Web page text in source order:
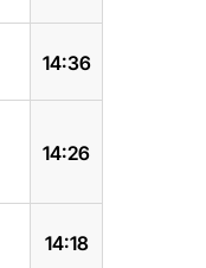
14:36
14:26
14:18